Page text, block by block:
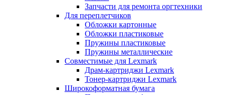
Запчасти для ремонта оргтехники
Для переплетчиков
Обложки картонные
Обложки пластиковые
Пружины пластиковые
Пружины металлические
Совместимые для Lexmark
Драм-картриджи Lexmark
Тонер-картриджи Lexmark
Широкоформатная бумага